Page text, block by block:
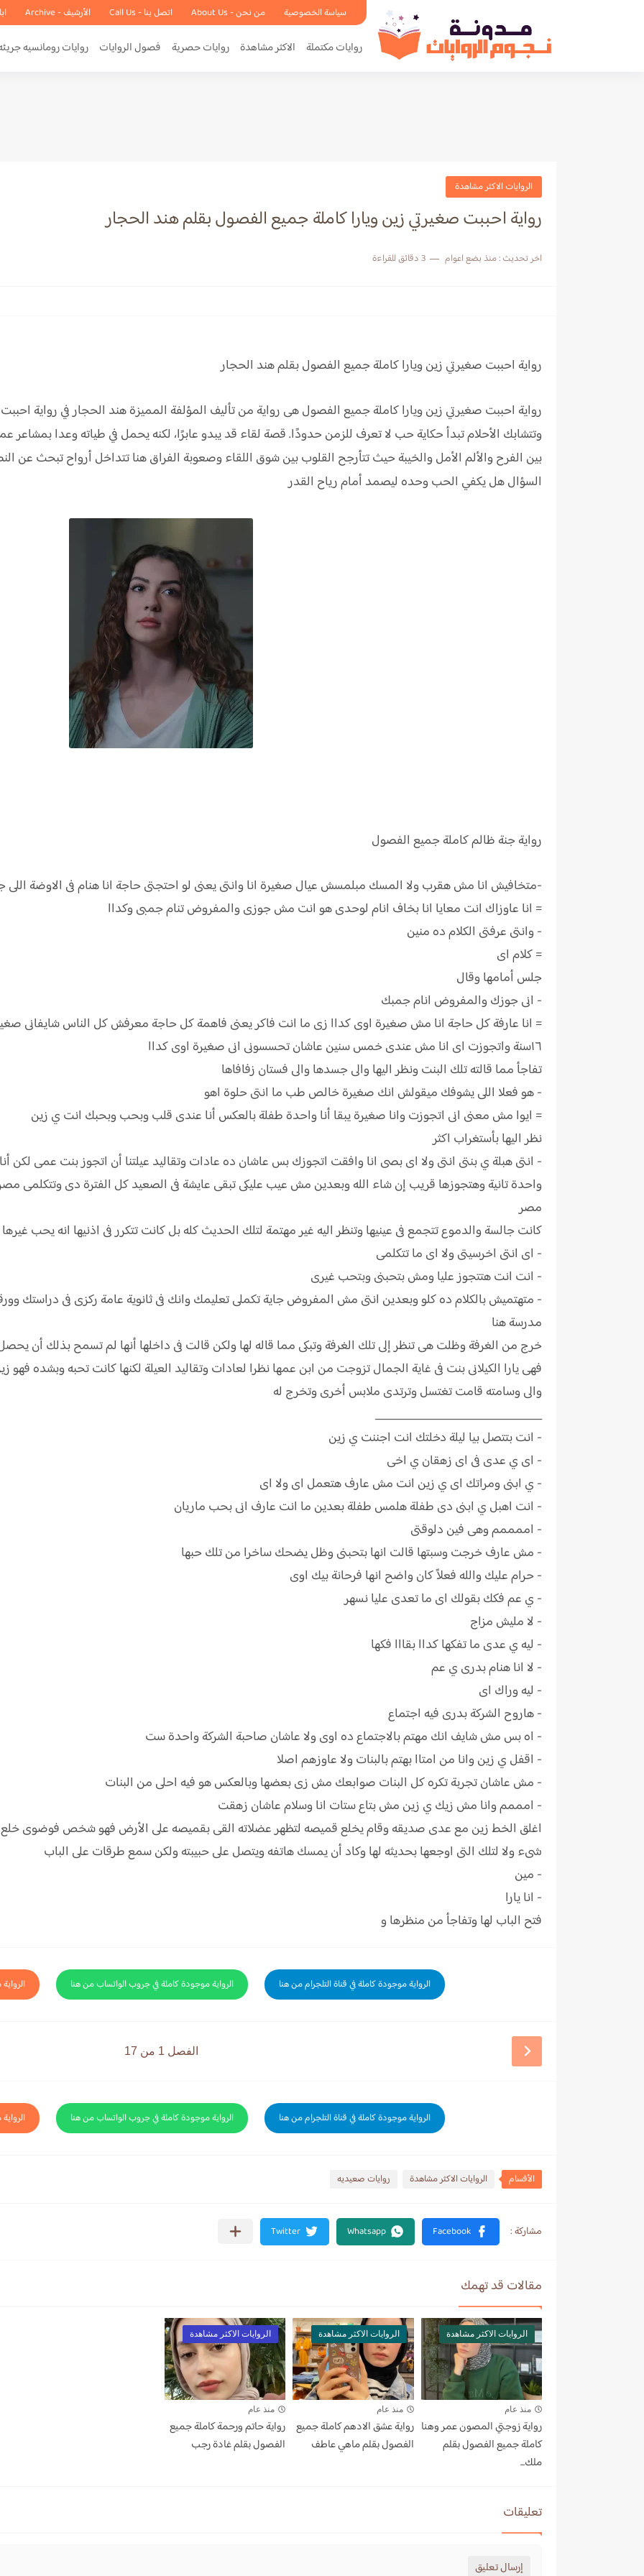
سياسة الخصوصية من نحن - About Us اتصل بنا - Call Us الأرشيف - Archive
روايات مكتملة الاكثر مشاهدة روايات حصرية فصول الروايات روايات رومانسيه
الروايات الاكثر مشاهدة
رواية احببت صغيرتي زين ويارا كاملة جميع الفصول بقلم هند الحجار
اخر تحديث :منذ بضع اعوام 3 دقائق للقراءة
رواية احببت صغيرتي زين ويارا كاملة جميع الفصول بقلم هند الحجار
رواية احببت صغيرتي زين ويارا كاملة جميع الفصول هى رواية من تأليف المؤلفة المميزة هند الحجار في رواية
وتتشابك الأحلام تبدأ حكاية حب لا تعرف للزمن حدودًا. قصة لقاء قد يبدو عابرًا، لكنه يحمل في طياته وعدا
بين الفرح والألم الأمل والخيبة حيث تتأرجح القلوب بين شوق اللقاء وصعوبة الفراق هنا تتداخل أرواح تبحث عن
السؤال هل يكفي الحب وحده ليصمد أمام رياح القدر
روايةجنة ظالم كاملة جميع الفصول
-متخافيش انا مش هقرب ولا المسك مبلمسش عيال صغيرة انا وانتى يعنى لو احتجتى حاجة انا هنام فى الاوضة اللى
= انا عاوزاك انت معايا انا بخاف انام لوحدى هو انت مش جوزى والمفروض تنام جمبى وكداا
- وانتى عرفتى الكلام ده منين
= كلام اى
جلس أمامها وقال
- انى جوزك والمفروض انام جمبك
= انا عارفة كل حاجة انا مش صغيرة اوى كداا زى ما انت فاكر يعنى فاهمة كل حاجة معرفش كل الناس شايفانى
١٦سنة واتجوزت اى انا مش عندى خمس سنين عاشان تحسسونى انى صغيرة اوى كداا
تفاجأ مما قالته تلك البنت ونظر اليها والى جسدها والى فستان زفافاها
- هو فعلا اللى يشوفك ميقولش انك صغيرة خالص طب ما انتى حلوة اهو
= ايوا مش معنى انى اتجوزت وانا صغيرة يبقا أنا واحدة طفلة بالعكس أنا عندى قلب وبحب وبحبك انت ي زين
نظر اليها بأستغراب اكثر
واحدة تانية وهتجوزها قريب إن شاء الله وبعدين مش عيب عليكى تبقى عايشة فى الصعيد كل الفترة دى وتتكلمى
مصر
كانت جالسة والدموع تتجمع فى عينيها وتنظر اليه غير مهتمة لتلك الحديث كله بل كانت تتكرر فى اذنيها انه يحب
- اى انتى اخرسيتى ولا اى ما تتكلمى
- انت انت هتتجوز عليا ومش بتحبنى وبتحب غيرى
- متهتميش بالكلام ده كلو وبعدين انتى مش المفروض جاية تكملى تعليمك وانك فى ثانوية عامة ركزى فى دراستك
مدرسة هنا
خرج من الغرفة وظلت هى تنظر إلى تلك الغرفة وتبكى مما قاله لها ولكن قالت فى داخلها أنها لم تسمح بذلك أن
فهى يارا الكيلانى بنت فى غاية الجمال تزوجت من ابن عمها نظرا لعادات وتقاليد العيلة لكنها كانت تحبه وبشده فهو
والى وسامته قامت تغتسل وترتدى ملابس أخرى وتخرج له
_____________________________
- انت بتتصل بيا ليلة دخلتك انت اجننت ي زين
- اى ي عدى فى اى زهقان ي اخى
- ي ابنى ومراتك اى ي زين انت مش عارف هتعمل اى ولا اى
- انت اهبل ي ابنى دى طفلة هلمس طفلة بعدين ما انت عارف انى بحب ماريان
- اممممم وهى فين دلوقتى
- مش عارف خرجت وسبتها قالت انها بتحبنى وظل يضحك ساخرا من تلك حبها
- حرام عليك والله فعلاً كان واضح انها فرحانة بيك اوى
- ي عم فكك بقولك اى ما تعدى عليا نسهر
- لا مليش مزاج
- ليه ي عدى ما تفكها كداا بقااا فكها
- لا انا هنام بدرى ي عم
- ليه وراك اى
- هاروح الشركة بدرى فيه اجتماع
- اه بس مش شايف انك مهتم بالاجتماع ده اوى ولا عاشان صاحبة الشركة واحدة ست
- اقفل ي زين وانا من امتاا بهتم بالبنات ولا عاوزهم اصلا
- مش عاشان تجربة تكره كل البنات صوابعك مش زى بعضها وبالعكس هو فيه احلى من البنات
- امممم وانا مش زيك ي زين مش بتاع ستات انا وسلام عاشان زهقت
اغلق الخط زين مع عدى صديقه وقام يخلع قميصه لتظهر عضلاته القى بقميصه على الأرض فهو شخص فوضوى خلع
شىء ولا لتلك التى اوجعها بحديثه لها وكاد أن يمسك هاتفه ويتصل على حبيبته ولكن سمع طرقات على الباب
- مين
- انا يارا
فتح الباب لها وتفاجأ من منظرها و
الرواية موجودة كاملة في قناة التلجرام من هنا الرواية موجودة كاملة في جروب الواتساب من هنا
الفصل 1 من 17
الرواية موجودة كاملة في قناة التلجرام من هنا الرواية موجودة كاملة في جروب الواتساب من هنا
الأقسام الروايات الاكثر مشاهدة روايات صعيديه
مقالات قد تهمك
الروايات الاكثر مشاهدة
منذ عام
رواية زوجتي المصون عمر وهنا
كاملة جميع الفصول بقلم
ملك...
الروايات الاكثر مشاهدة
منذ عام
رواية عشق الادهم كاملة جميع
الفصول بقلم ماهي عاطف
الروايات الاكثر مشاهدة
منذ عام
رواية حاتم ورحمة كاملة جميع
الفصول بقلم غادة رجب
تعليقات
إرسال تعليق